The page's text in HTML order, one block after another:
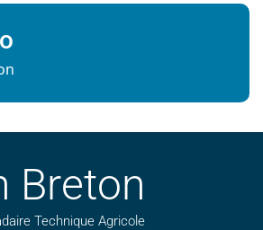
Breton
Technique Agricole